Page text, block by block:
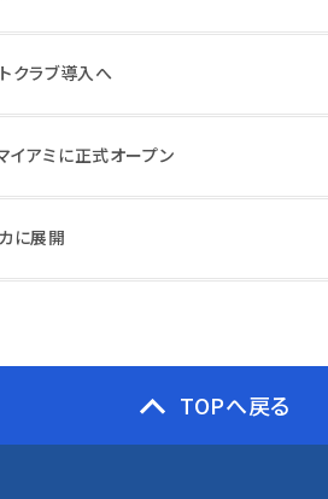
クラブ導入へ
イアミに正式オープン
に展開
TOPへ戻る